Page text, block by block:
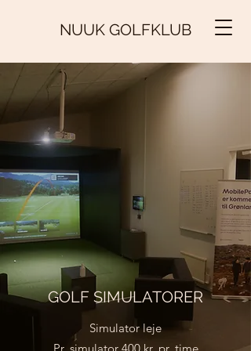
NUUK GOLFKLUB
GOLF SIMULATORER
Simulator leje